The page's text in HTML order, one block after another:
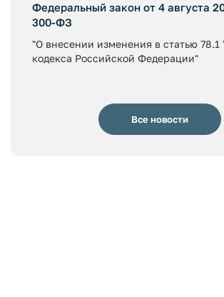
Федеральный закон от 4 августа
300-ФЗ
"О внесении изменения в статью 78.1
кодекса Российской Федерации"
Все новости